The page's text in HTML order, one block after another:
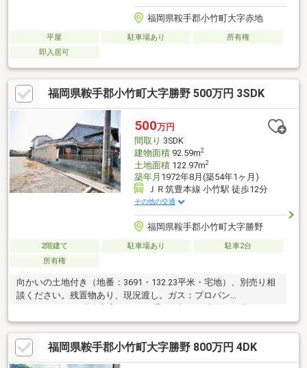
福岡県鞍手郡小竹町大字赤地
平屋 駐車場あり
所有権
即入居可
福岡県鞍手郡小竹町大字勝野 500万円 3SDK
500万円
間取り 3SDK
建物面積92.59m2
土地面積122.97m2
築年月 1972年8月(築54年1ヶ月)
ＪＲ筑豊本線 小竹駅 徒歩12分
その他の交通
福岡県鞍手郡小竹町大字勝野
2階建て 駐車場あり
駐車2台
所有権
向かいの土地付き（地番：3691・132.23平米・宅地）、別売り相
談ください。残置物あり、現況渡し。ガス：プロパン
営業時間 10時～16時（定休日：水曜日、第2、3火曜日） この時
間帯はお電話でのお問い合わせがスムーズにご案内できます。右
下の電話ボタンをタッチ！もしくはお気軽にお電話ください ＞＞
＞0120-210-393━━━━━━□□
福岡県鞍手郡小竹町大字勝野 800万円 4DK